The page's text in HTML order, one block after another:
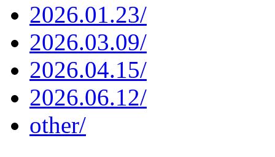
2026.01.23/
2026.03.09/
2026.04.15/
2026.06.12/
other/